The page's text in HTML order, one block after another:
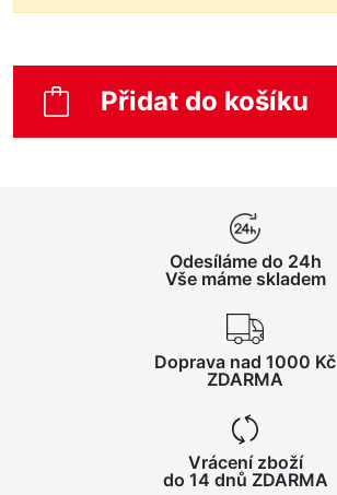
Přidat do košíku
Odesíláme do 24h
Vše máme skladem
Doprava nad 1000 Kč
ZDARMA
Vrácení zboží
do 14 dnů ZDARMA